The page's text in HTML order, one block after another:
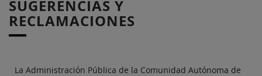
SUGERENCIAS Y
RECLAMACIONES
La Administración Pública de la Comunidad Autónoma de